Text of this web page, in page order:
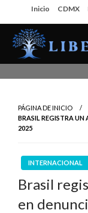
al
contenido
Inicio CDMX
PÁGINA DE INICIO
BRASIL REGISTRA
2025
INTERNACIONAL
Brasil
en